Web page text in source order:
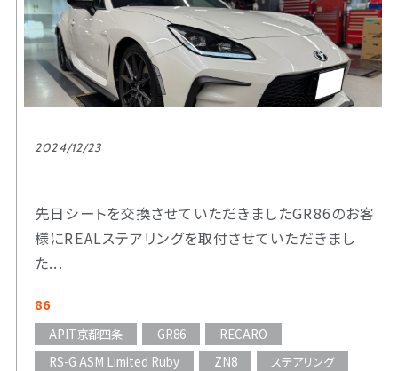
2024/12/23
先日シートを交換させていただきましたGR86のお客
様にREALステアリングを取付させていただきまし
た...
86
APIT京都四条
GR86
RECARO
RS-G ASM Limited Ruby
ZN8 ステアリング